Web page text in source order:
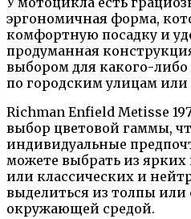
эргономичная форма,
комфортную посадку и
продуманная
выбором для какого-либо
по городским улицам
Richman Enfield Metisse
выбор цветовой гаммы,
индивидуальные
можете выбрать из ярких
или классических и
выделиться из толпы или
окружающей средой.